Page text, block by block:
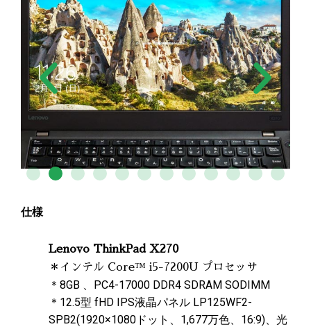
仕様
Lenovo ThinkPad X270
＊インテル Core™ i5-7200U プロセッサ
＊8GB 、PC4-17000 DDR4 SDRAM SODIMM
＊12.5型 fHD IPS液晶パネル LP125WF2-
SPB2(1920×1080ドット、1,677万色、16:9)、光